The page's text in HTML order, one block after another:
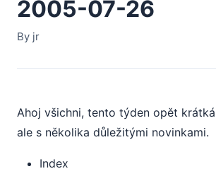
2005-07-26
By jr
Ahoj všichni, tento týden opět
ale s několika důležitými novinkami.
Index